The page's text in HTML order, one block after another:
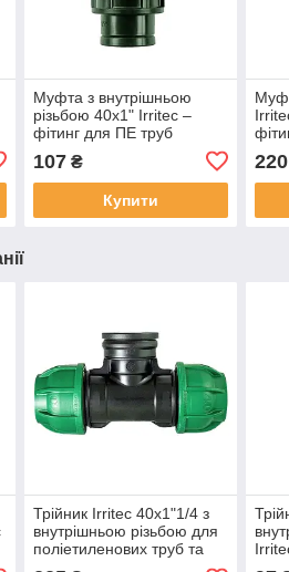
Муфта з внутрішньою
різьбою 40x1" Irritec –
фітинг для ПЕ труб
107₴
Купити
220
Трійник Irritec 40х1"1/4 з
внутрішньою різьбою для
поліетиленових труб та
систем поливу